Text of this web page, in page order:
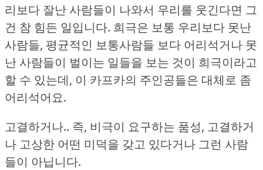
리보다 잘난 사람들이 나와서 우리를 웃긴다면 그
건 참 힘든 일입니다. 희극은 보통 우리보다 못난
사람들, 평균적인 보통사람들 보다 어리석거나 못
난 사람들이 벌이는 일들을 보는 것이 희극이라고
할 수 있는데, 이 카프카의 주인공들은 대체로 좀
어리석어요.
고결하거나.. 즉, 비극이 요구하는 품성, 고결하거
나 고상한 어떤 미덕을 갖고 있다거나 그런 사람
들이 아닙니다.